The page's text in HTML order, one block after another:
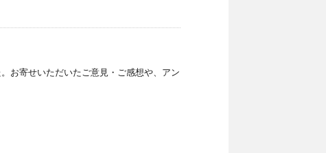
お寄せいただいたご意見・ご感想や、アン